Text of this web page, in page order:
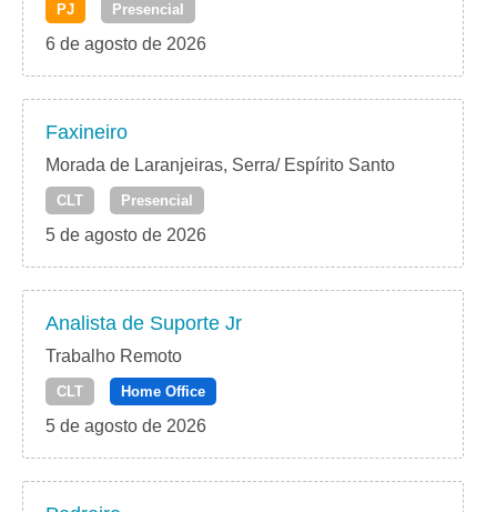
PJ Presencial
6 de agosto de 2026
Faxineiro
Morada de Laranjeiras, Serra/ Espírito Santo
CLT Presencial
5 de agosto de 2026
Analista de Suporte Jr
Trabalho Remoto
CLT Home Office
5 de agosto de 2026